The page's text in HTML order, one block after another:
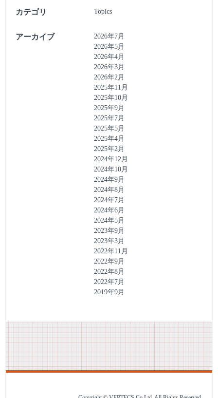
カテゴリ Topics
アーカイブ
2026年7月
2026年5月
2026年4月
2026年3月
2026年2月
2025年11月
2025年10月
2025年9月
2025年7月
2025年5月
2025年4月
2025年2月
2024年12月
2024年10月
2024年9月
2024年8月
2024年7月
2024年6月
2024年5月
2023年9月
2023年3月
2022年11月
2022年9月
2022年8月
2022年7月
2019年9月